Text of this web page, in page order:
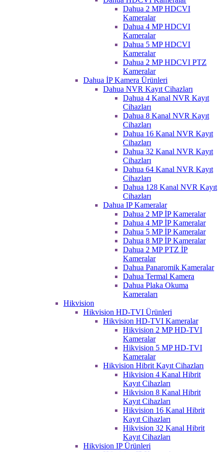
Dahua 2 MP HDCVI
Kameralar
Dahua 4 MP HDCVI
Kameralar
Dahua 5 MP HDCVI
Kameralar
Dahua 2 MP HDCVI PTZ
Kameralar
Dahua İP Kamera Ürünleri
Dahua NVR Kayıt Cihazları
Dahua 4 Kanal NVR Kayıt
Cihazları
Dahua 8 Kanal NVR Kayıt
Cihazları
Dahua 16 Kanal NVR Kayıt
Cihazları
Dahua 32 Kanal NVR Kayıt
Cihazları
Dahua 64 Kanal NVR Kayıt
Cihazları
Dahua 128 Kanal NVR Kayıt
Cihazları
Dahua IP Kameralar
Dahua 2 MP İP Kameralar
Dahua 4 MP İP Kameralar
Dahua 5 MP İP Kameralar
Dahua 8 MP İP Kameralar
Dahua 2 MP PTZ İP
Kameralar
Dahua Panaromik Kameralar
Dahua Termal Kamera
Dahua Plaka Okuma
Kameraları
Hikvision
Hikvision HD-TVI Ürünleri
Hikvision HD-TVI Kameralar
Hikvision 2 MP HD-TVI
Kameralar
Hikvision 5 MP HD-TVI
Kameralar
Hikvision Hibrit Kayıt Cihazları
Hikvision 4 Kanal Hibrit
Kayıt Cihazları
Hikvision 8 Kanal Hibrit
Kayıt Cihazları
Hikvision 16 Kanal Hibrit
Kayıt Cihazları
Hikvision 32 Kanal Hibrit
Kayıt Cihazları
Hikvision IP Ürünleri